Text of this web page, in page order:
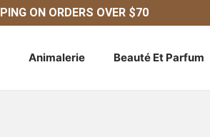
ON ORDERS OVER $70
Animalerie Beauté Et Parfum